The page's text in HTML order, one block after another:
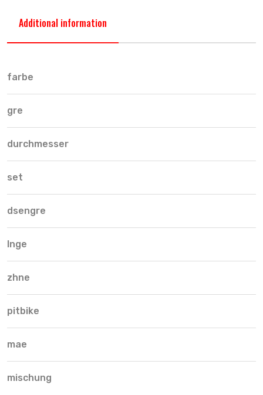
Additional information
farbe
gre
durchmesser
set
dsengre
lnge
zhne
pitbike
mae
mischung